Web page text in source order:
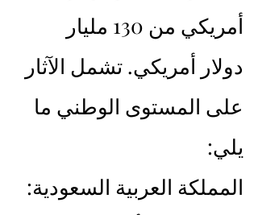
أمريكي من 130 مليار
دولار أمريكي. تشمل الآثار
على المستوى الوطني ما
يلي:
المملكة العربية السعودية: